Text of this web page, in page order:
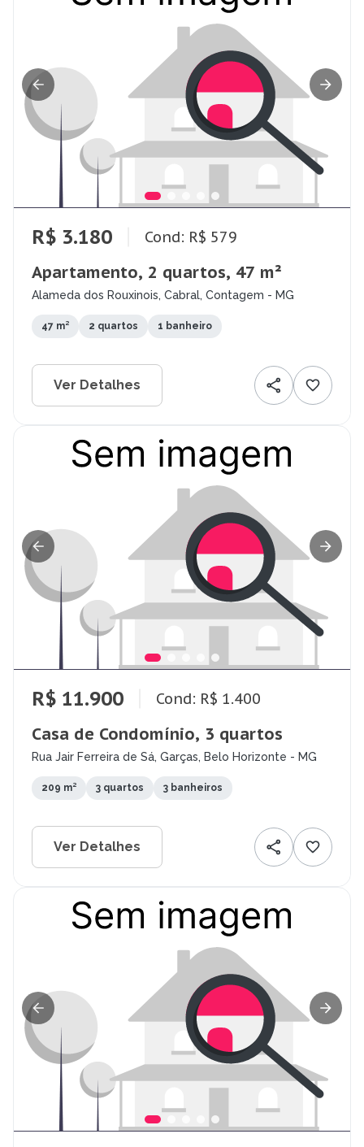
R$ 3.180 Cond: R$ 579
Apartamento, 2 quartos, 47 m²
Alameda dos Rouxinois, Cabral, Contagem - MG
47 m² 2 quartos 1 banheiro
Ver Detalhes
R$ 11.900 Cond: R$ 1.400
Casa de Condomínio, 3 quartos
Rua Jair Ferreira de Sá, Garças, Belo Horizonte - MG
209 m² 3 quartos 3 banheiros
Ver Detalhes